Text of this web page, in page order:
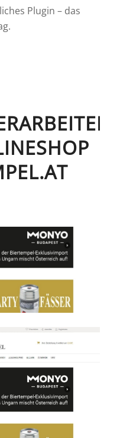
Plugin – das